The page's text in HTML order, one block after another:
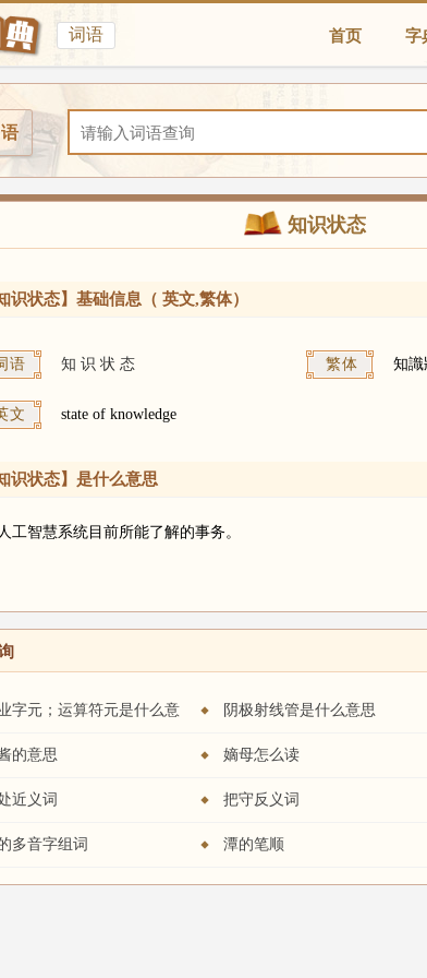
词语 首页 字
知识状态
识状态】基础信息（ 英文,繁体）
语 知 识 状 态 繁体 知識
文 state of knowledge
识状态】是什么意思
工智慧系统目前所能了解的事务。
字元；运算符元是什么意 阴极射线管是什么意思
的意思 嫡母怎么读
近义词 把守反义词
多音字组词 潭的笔顺